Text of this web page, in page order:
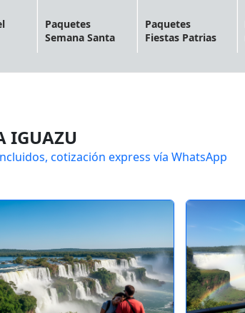
Paquetes
Semana Santa
Paquetes
Fiestas Patrias
IGUAZU
cotización express vía WhatsApp